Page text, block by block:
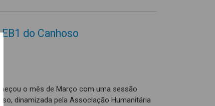
do Canhoso
o mês de Março com uma sessão
dinamizada pela Associação Humanitária